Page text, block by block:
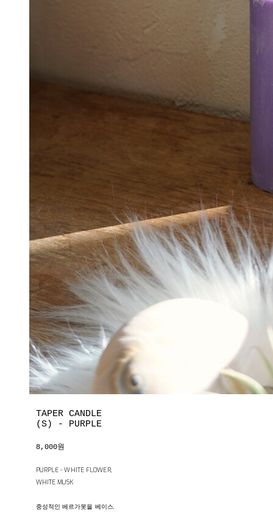
TAPER CANDLE
(S) - PURPLE
8,000원
PURPLE - WHITE FLOWER,
WHITE MUSK
중성적인 베르가못을 베이스,